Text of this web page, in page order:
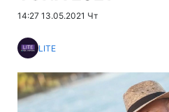
14:27 13.05.2021 Чт
LITE